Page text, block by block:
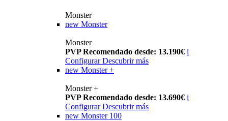
Monster
new Monster
Monster
PVP Recomendado desde: 13.190€ i
Configurar Descubrir más
new Monster +
Monster +
PVP Recomendado desde: 13.690€ i
Configurar Descubrir más
new Monster 100